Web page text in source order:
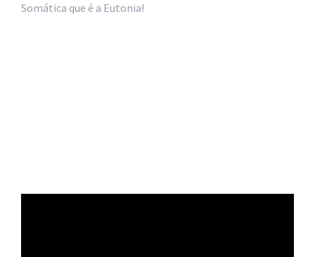
Somática que é a Eutonia!